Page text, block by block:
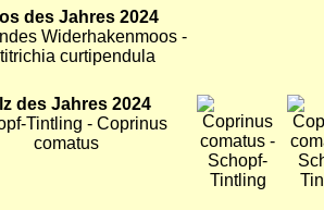
des Jahres 2024
Widerhakenmoos -
curtipendula
des Jahres 2024
Tintling - Coprinus
comatus
Bild Bild